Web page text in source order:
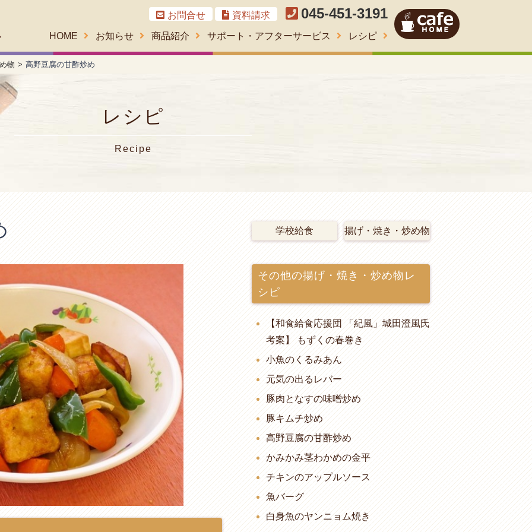
お問合せ 資料請求 045-451-3191
HOME お知らせ 商品紹介 サポート・アフターサービス レシピ
物 高野豆腐の甘酢炒め
レシピ
Recipe
学校給食 揚げ・焼き・炒め物
その他の揚げ・焼き・炒め物レ
シピ
【和食給食応援団 「紀風」城田澄風氏
考案】 もずくの春巻き
小魚のくるみあん
元気の出るレバー
豚肉となすの味噌炒め
豚キムチ炒め
高野豆腐の甘酢炒め
かみかみ茎わかめの金平
チキンのアップルソース
魚バーグ
白身魚のヤンニョム焼き